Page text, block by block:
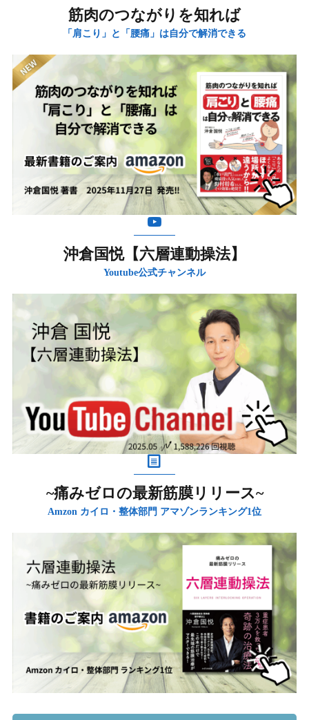
筋肉のつながりを知れば
「肩こり」と「腰痛」は自分で解消できる
沖倉国悦【六層連動操法】
Youtube公式チャンネル
~痛みゼロの最新筋膜リリース~
Amzon カイロ・整体部門 アマゾンランキング1位